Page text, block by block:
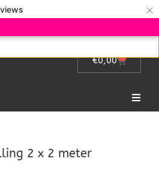
×
€0,00 0
2 x 2 meter
van 1
en met 22